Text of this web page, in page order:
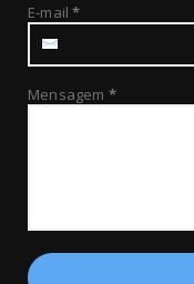
E-mail*
Mensagem *